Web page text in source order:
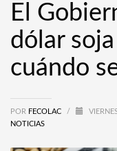
El
dólar
cuándo
POR FECOLAC /
NOTICIAS